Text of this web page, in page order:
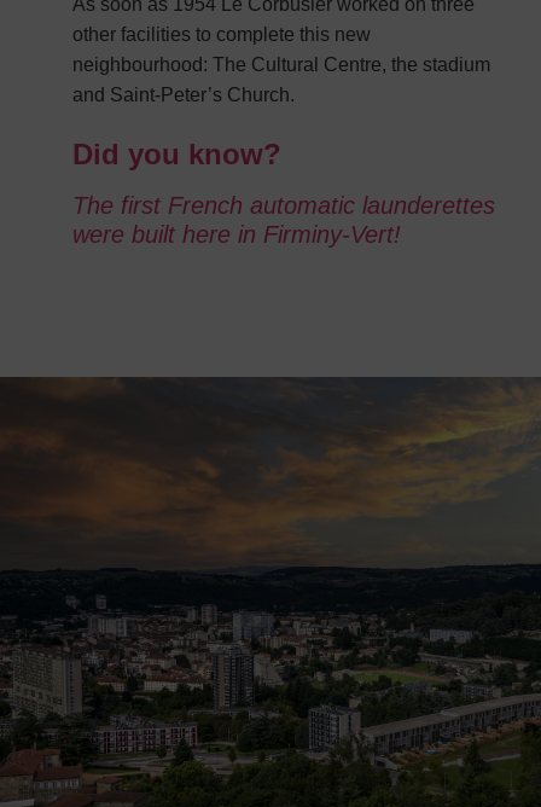
As soon as 1954 Le Corbusier worked on three
other facilities to complete this new
neighbourhood: The Cultural Centre, the stadium
and Saint-Peter’s Church.
Did you know?
The first French automatic launderettes
were built here in Firminy-Vert!